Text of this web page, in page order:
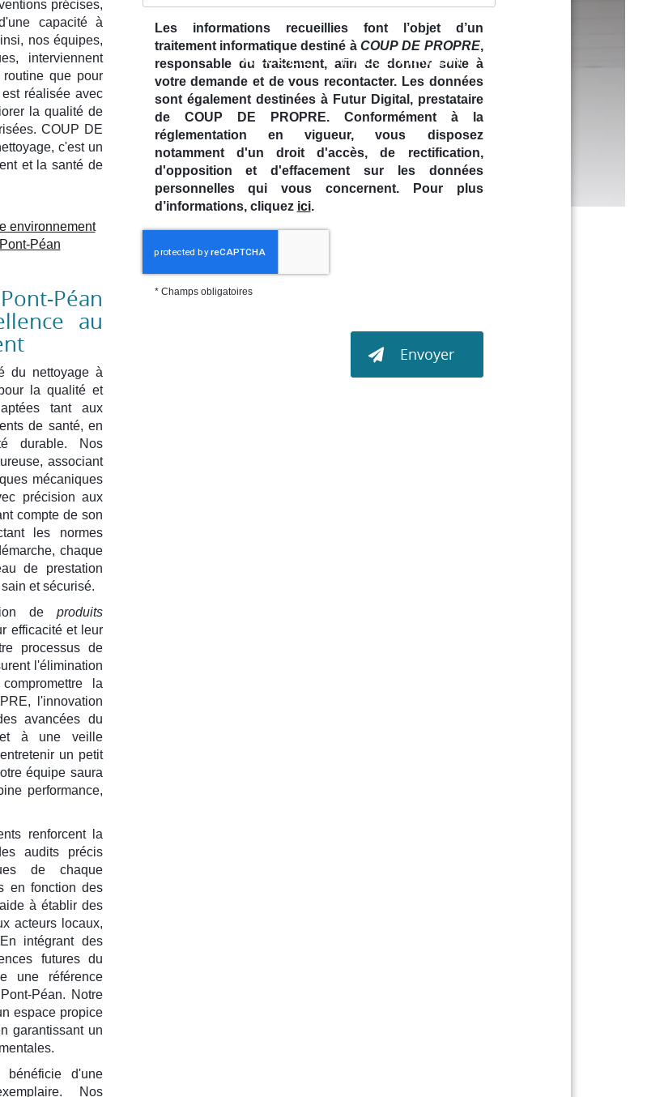
ACCUEIL PRÉSENTATION
DE NETTOYAGE
de-Bretagne
En savoir plus
précises,
capacité à
nos équipes,
interviennent
que pour
réalisée avec
la qualité de
COUP DE
c'est un
et la santé de
environnement
Péan
Péan
au
du nettoyage à
la qualité et
tant aux
de santé, en
durable. Nos
associant
mécaniques
précision aux
compte de son
les normes
chaque
de prestation
et sécurisé.
de produits
efficacité et leur
processus de
l'élimination
la
l'innovation
avancées du
et à une veille
un petit
équipe saura
performance,
renforcent la
audits précis
de chaque
en fonction des
à établir des
acteurs locaux,
intégrant des
futures du
une référence
Péan. Notre
espace propice
garantissant un
d'une
Nos
Les informations recueillies font l’objet d’un
traitement informatique destiné àCOUP DE PROPRE,
responsable du traitement, afin de donner suite à
votre demande et de vous recontacter. Les données
sont également destinées à Futur Digital, prestataire
de COUP DE PROPRE. Conformément à la
réglementation en vigueur, vous disposez
notamment d'un droit d'accès, de rectification,
d'opposition et d'effacement sur les données
personnelles qui vous concernent. Pour plus
d’informations, cliquez ici.
* Champs obligatoires